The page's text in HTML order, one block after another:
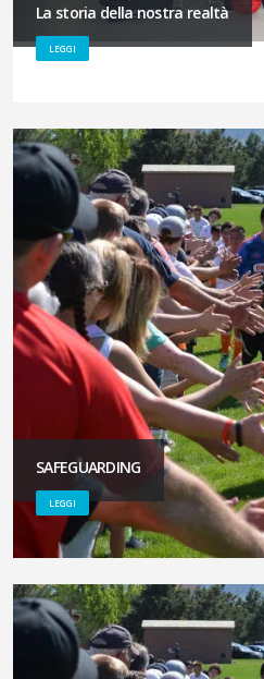
La storia della nostra realtà
LEGGI
SAFEGUARDING
LEGGI